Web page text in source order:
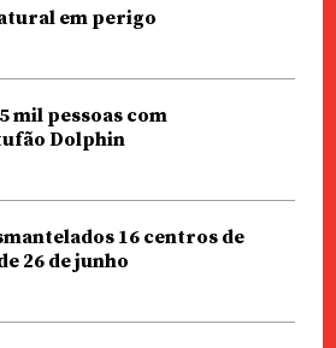
em perigo
mil pessoas com
Dolphin
16 centros de
26 de junho